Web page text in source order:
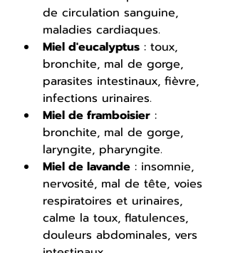
de circulation sanguine,
maladies cardiaques.
Miel d'eucalyptus : toux,
bronchite, mal de gorge,
parasites intestinaux, fièvre,
infections urinaires.
Miel de framboisier :
bronchite, mal de gorge,
laryngite, pharyngite.
Miel de lavande : insomnie,
nervosité, mal de tête, voies
respiratoires et urinaires,
calme la toux, flatulences,
douleurs abdominales, vers